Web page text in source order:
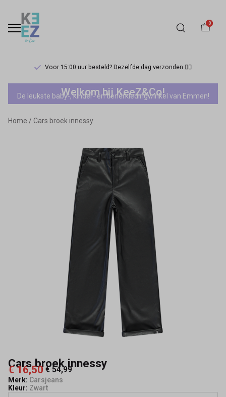
0
Voor 15:00 uur besteld? Dezelfde dag verzonden 🏃‍♀️
Cars
broek
innessy
Keez&Co
Welkom bij KeeZ&Co!
De leukste baby-, kinder- en tienerkledingwinkel van Emmen!
Home Cars broek innessy
Cars broek innessy
€ 16,50 € 54,99
Merk: Carsjeans
Kleur: Zwart